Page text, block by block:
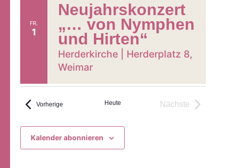
FR.
1
Neujahrskonzert
„… von Nymphen
und Hirten“
Herderkirche | Herderplatz 8,
Weimar
Vorherige VeranstaltungenHeute
Nächste
Kalender abonnieren